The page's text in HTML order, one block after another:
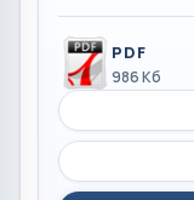
PDF
986 Кб